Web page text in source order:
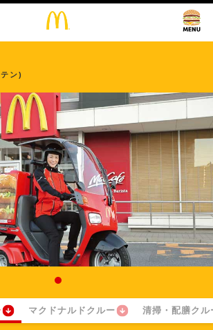
ン)
マクドナルドクルー 清掃・配膳クル